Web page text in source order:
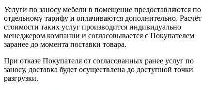
Услуги по заносу мебели в помещение предоставляются по
отдельному тарифу и оплачиваются дополнительно. Расчёт
стоимости таких услуг производится индивидуально
менеджером компании и согласовывается с Покупателем
заранее до момента поставки товара.
При отказе Покупателя от согласованных ранее услуг по
заносу, доставка будет осуществлена до доступной точки
разгрузки.